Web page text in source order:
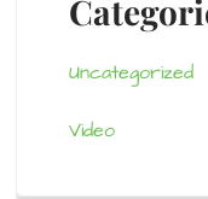
Uncategorized
Video